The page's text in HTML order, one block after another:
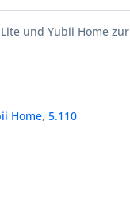
und Yubii Home zur
Home,5.110